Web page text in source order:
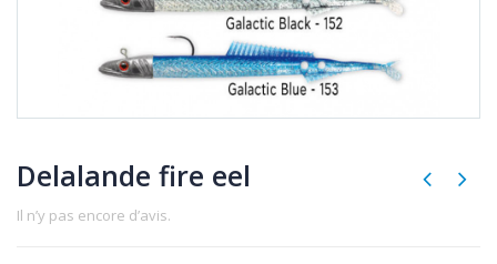
Delalande fire eel
Il n’y pas encore d’avis.